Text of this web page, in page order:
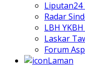
Liputan24
Radar
LBH
Laskar
Forum
Laman